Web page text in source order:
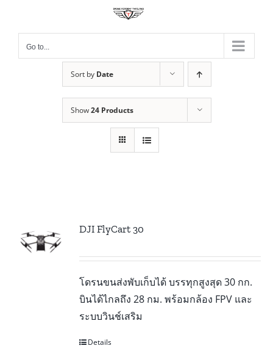
contentGo to...
Sort by Date
Show24 Products
DJI FlyCart 30
โดรนขนส่งพับเก็บได้ บรรทุกสูงสุด 30 กก.
บินได้ไกลถึง 28 กม. พร้อมกล้อง FPV และ
ระบบวินช์เสริม
Details